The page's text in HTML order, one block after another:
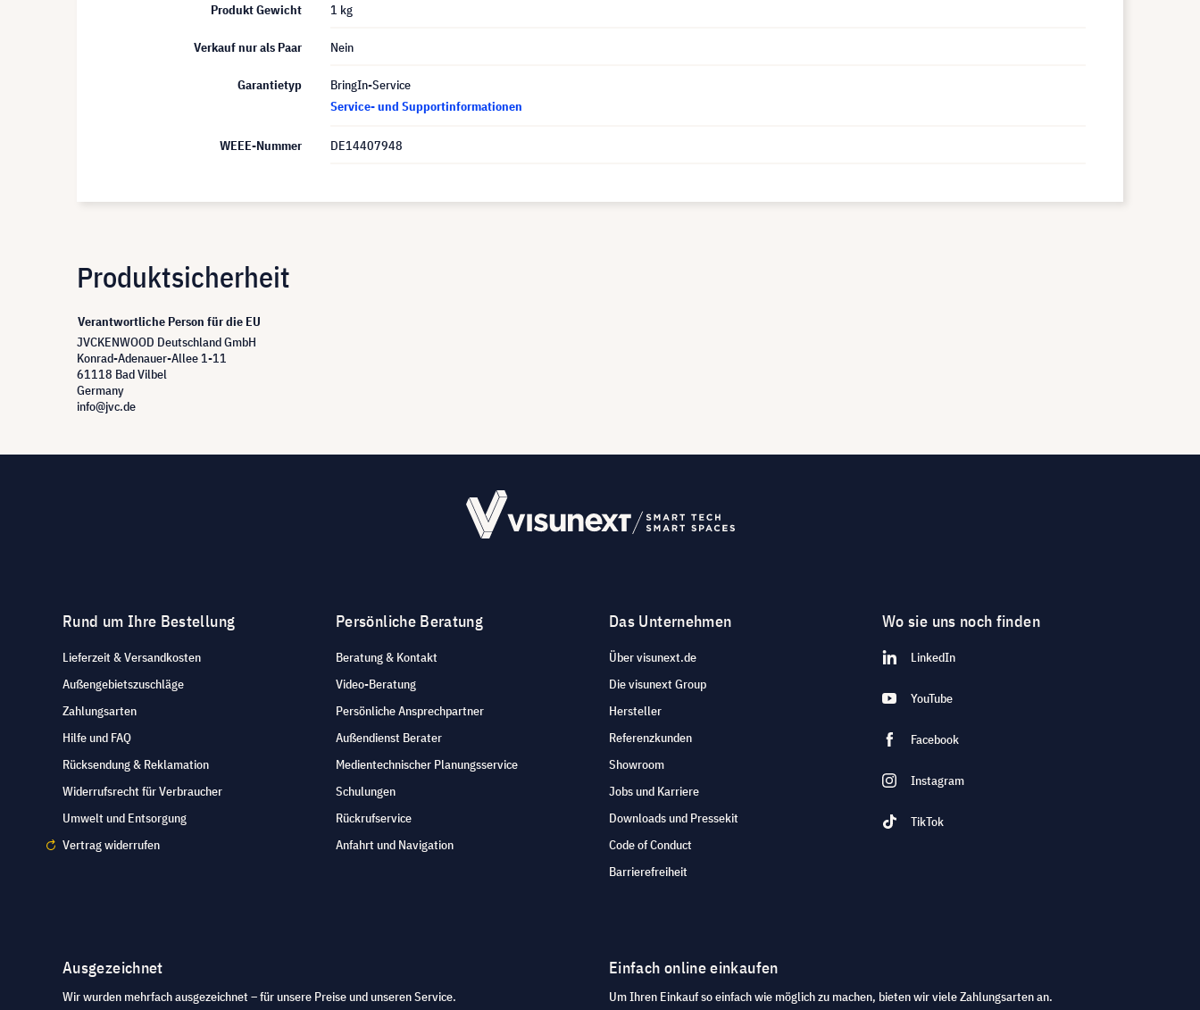
Produkt Gewicht 1 kg
Verkauf nur als Paar Nein
Garantietyp
BringIn-Service
Service- und Supportinformationen
WEEE-Nummer DE14407948
Produktsicherheit
Verantwortliche Person für die EU
JVCKENWOOD Deutschland GmbH
Konrad-Adenauer-Allee 1-11
61118 Bad Vilbel
Germany
info@jvc.de
Rund um Ihre Bestellung
Lieferzeit & Versandkosten
Außengebietszuschläge
Zahlungsarten
Hilfe und FAQ
Rücksendung & Reklamation
Widerrufsrecht für Verbraucher
Umwelt und Entsorgung
Vertrag widerrufen
Persönliche Beratung
Beratung & Kontakt
Video-Beratung
Persönliche Ansprechpartner
Außendienst Berater
Medientechnischer Planungsservice
Schulungen
Rückrufservice
Anfahrt und Navigation
Das Unternehmen
Über visunext.de
Die visunext Group
Hersteller
Referenzkunden
Showroom
Jobs und Karriere
Downloads und Pressekit
Code of Conduct
Barrierefreiheit
Wo sie uns noch finden
LinkedIn
YouTube
Facebook
Instagram
TikTok
Ausgezeichnet
Wir wurden mehrfach ausgezeichnet – für unsere Preise und unseren Service.
Einfach online einkaufen
Um Ihren Einkauf so einfach wie möglich zu machen, bieten wir viele Zahlungsarten an.